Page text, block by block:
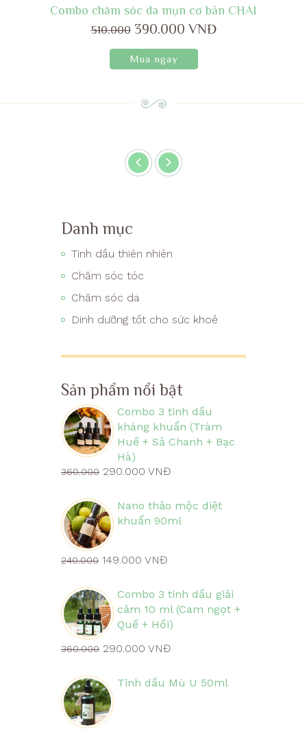
Combo chăm sóc da mụn cơ bản CHAI
510.000390.000 VNĐ
Mua ngay
Danh mục
Tinh dầu thiên nhiên
Chăm sóc tóc
Chăm sóc da
Dinh dưỡng tốt cho sức khoẻ
Sản phẩm nổi bật
Combo 3 tinh dầu
kháng khuẩn (Tràm
Huế + Sả Chanh + Bạc
Hà)
360.000 290.000 VNĐ
Nano thảo mộc diệt
khuẩn 90ml
240.000 149.000 VNĐ
Combo 3 tinh dầu giải
cảm 10 ml (Cam ngọt +
Quế + Hồi)
360.000 290.000 VNĐ
Tinh dầu Mù U 50ml